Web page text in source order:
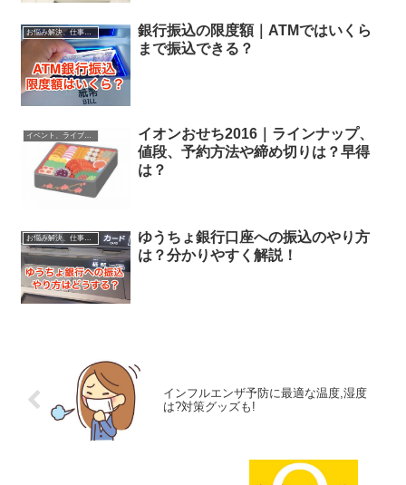
お悩み解決、仕事に役立つ情報
銀行振込の限度額｜ATMではいくら
まで振込できる？
イベント、ライブ最新情報
イオンおせち2016｜ラインナップ、
値段、予約方法や締め切りは？早得
は？
お悩み解決、仕事に役立つ情報
ゆうちょ銀行口座への振込のやり方
は？分かりやすく解説！
インフルエンザ予防に最適な温度,湿度
は?対策グッズも!